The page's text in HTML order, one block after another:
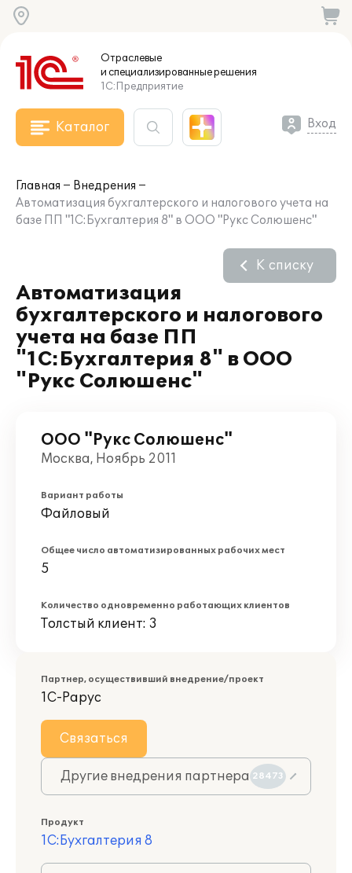
Отраслевые
и специализированныерешения
1С:Предприятие
Каталог Вход
Главная
Внедрения
Автоматизация бухгалтерского и налогового учета на
базе ПП "1С:Бухгалтерия 8" в ООО "Рукс Солюшенс"
Автоматизация
бухгалтерского и налогового
учета на базе ПП
"1С:Бухгалтерия 8" в ООО
"Рукс Солюшенс"
К списку
ООО "Рукс Солюшенс"
Москва, Ноябрь 2011
Вариант работы
Файловый
Общее число автоматизированных рабочих мест
5
Количество одновременно работающих клиентов
Толстый клиент: 3
Партнер, осуществивший внедрение/проект
1С-Рарус
Связаться
Другие внедрения партнера 28473
Продукт
1С:Бухгалтерия 8